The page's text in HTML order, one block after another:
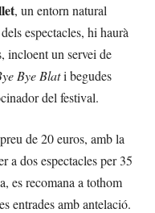
, un entorn natural
espectacles, hi haurà
incloent un servei de
Bye Blati begudes
del festival.
de 20 euros, amb la
a dos espectacles per 35
es recomana a tothom
entrades amb antelació.